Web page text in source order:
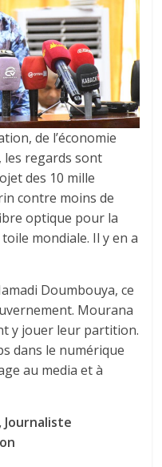
de l’économie
les regards sont
des 10 mille
contre moins de
optique pour la
mondiale. Il y en a
Doumbouya, ce
Mourana
y jouer leur partition.
dans le numérique
au media et à
Journaliste